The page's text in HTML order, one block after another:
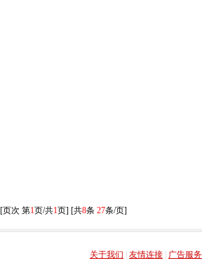
[页次 第1页/共1页] [共8条 27条/页]
关于我们 友情连接 广告服务